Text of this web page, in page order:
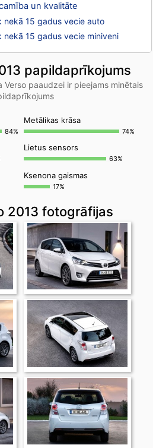
un kvalitāte
nekā 15 gadus vecie auto
nekā 15 gadus vecie miniveni
papildaprīkojums
Verso paaudzei ir pieejams minētais
84%
Metālikas krāsa
74%
Lietus sensors
63%
Ksenona gaismas
17%
2013 fotogrāfijas